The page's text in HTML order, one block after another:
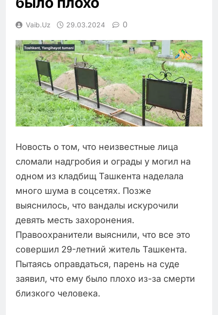
Vaib.uz 29.03.2024 0
Новость о том, что неизвестные лица
сломали надгробия и ограды у могил на
одном из кладбищ Ташкента наделала
много шума в соцсетях. Позже
выяснилось, что вандалы искурочили
девять месть захоронения.
Правоохранители выяснили, что все это
совершил 29-летний житель Ташкента.
Пытаясь оправдаться, парень на суде
заявил, что ему было плохо из-за смерти
близкого человека.